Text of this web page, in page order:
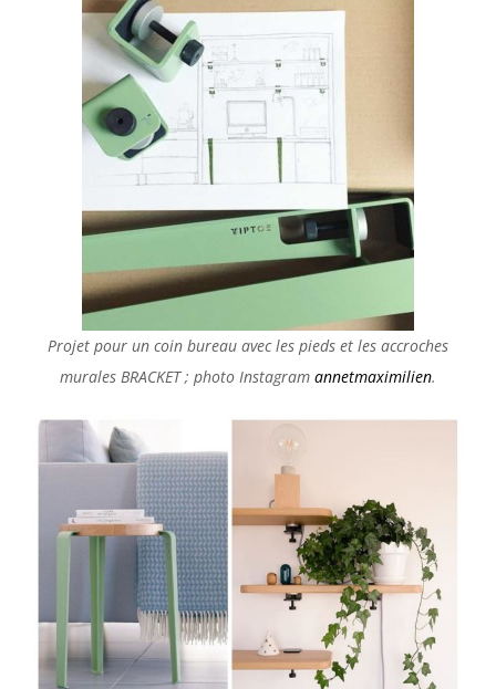
Projet pour un coin bureau avec les pieds et les accroches
murales BRACKET ; photo Instagram annetmaximilien.